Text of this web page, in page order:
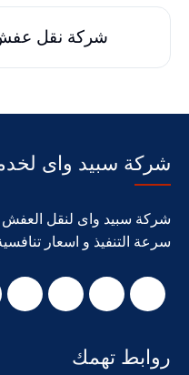
شركة نقل عفش
شركة سبيد واى
شركة سبيد واى لنقل العفش
سرعة التنفيذ و اسعار
روابط تهمك